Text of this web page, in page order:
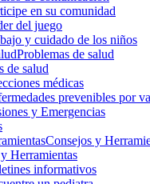
en su comunidad
del juego
y cuidado de los niños
Problemas de salud
de salud
médicas
prevenibles por
y Emergencias
Consejos y
Herramientas
informativos